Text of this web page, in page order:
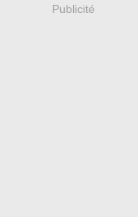
Publicité